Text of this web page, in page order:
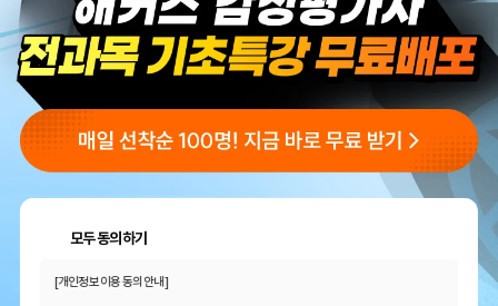
모두 동의하기
[개인정보 이용 동의 안내]